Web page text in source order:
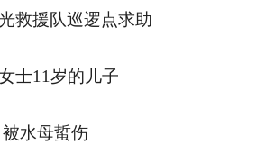
救援队巡逻点求助
士11岁的儿子
被水母蜇伤